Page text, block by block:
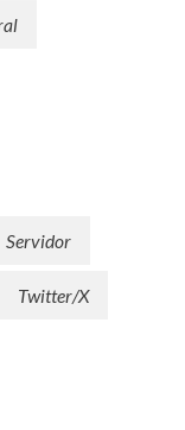
Servidor
Twitter/X